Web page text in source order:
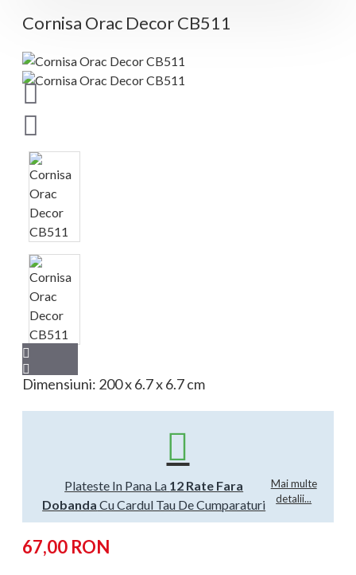
Cornisa Orac Decor CB511
Dimensiuni: 200 x 6.7 x 6.7 cm
Plateste In Pana La 12 Rate Fara
Dobanda Cu Cardul Tau De Cumparaturi
Mai multe
detalii...
67,00 RON